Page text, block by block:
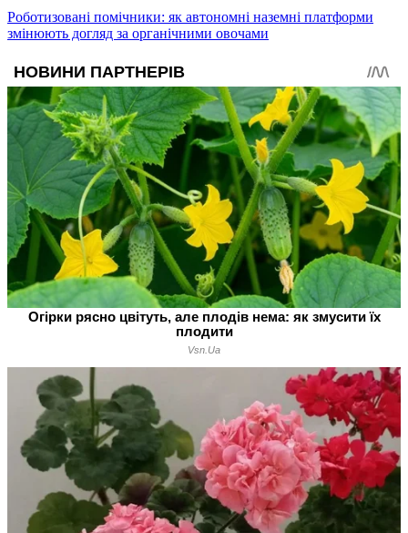
Роботизовані помічники: як автономні наземні платформи
змінюють догляд за органічними овочами